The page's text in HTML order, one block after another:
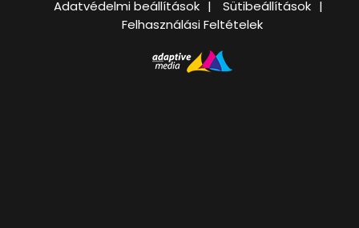
Adatvédelmi beállítások
Sütibeállítások
Felhasználási Feltételek